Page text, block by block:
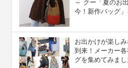
～ クー「夏のお
今！新作バッグ」
お出かけが楽し
到来！メーカー
グを集めてみまし